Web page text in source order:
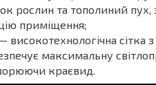
рослин та тополиний пух,
приміщення;
високотехнологічна сітка
максимальну
краєвид.